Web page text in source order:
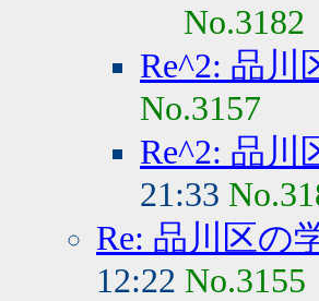
No.3182
Re^2: 品川
No.3157
Re^2: 品川
21:33
Re: 品川区の
12:22 No.3155